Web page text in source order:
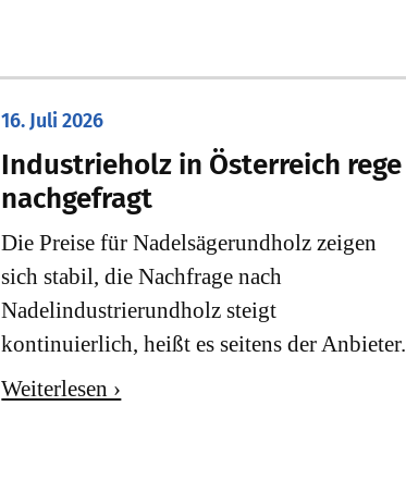
16. Juli 2026
Industrieholz in Österreich rege
nachgefragt
Die Preise für Nadelsägerundholz zeigen
sich stabil, die Nachfrage nach
Nadelindustrierundholz steigt
kontinuierlich, heißt es seitens der Anbieter.
Weiterlesen ›